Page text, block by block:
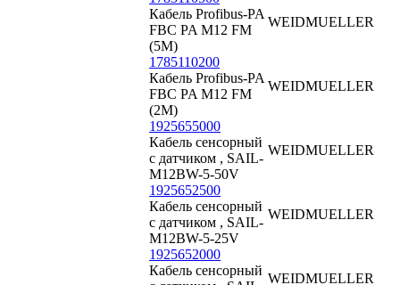
Кабель Profibus-PA
FBC PA M12 FM
(5M)
WEIDMUELLER
1785110200
Кабель Profibus-PA
FBC PA M12 FM
(2M)
WEIDMUELLER
1925655000
Кабель сенсорный
с датчиком , SAIL-
M12BW-5-50V
WEIDMUELLER
1925652500
Кабель сенсорный
с датчиком , SAIL-
M12BW-5-25V
WEIDMUELLER
1925652000
Кабель сенсорный
WEIDMUELLER